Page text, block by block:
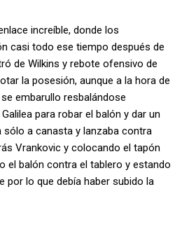
increíble, donde los
casi todo ese tiempo después de
de Wilkins y rebote ofensivo de
la posesión, aunque a la hora de
embarullo resbalándose
para robar el balón y dar un
sólo a canasta y lanzaba contra
Vrankovic y colocando el tapón
el balón contra el tablero y estando
por lo que debía haber subido la